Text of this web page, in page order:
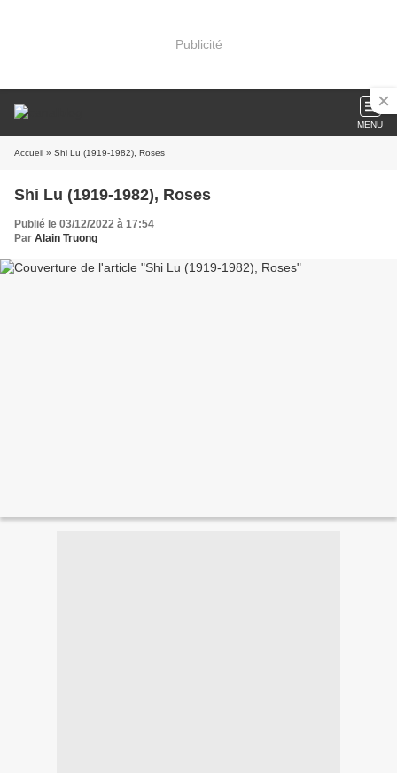
Publicité
MENU
Accueil » Shi Lu (1919-1982), Roses
Shi Lu (1919-1982), Roses
Publié le 03/12/2022 à 17:54
Par Alain Truong